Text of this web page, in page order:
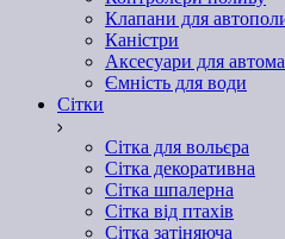
Клапани для
Каністри
Аксесуари для
Ємність для води
Сітки
Сітка для вольєра
Сітка декоративна
Сітка шпалерна
Сітка від птахів
Сітка затіняюча